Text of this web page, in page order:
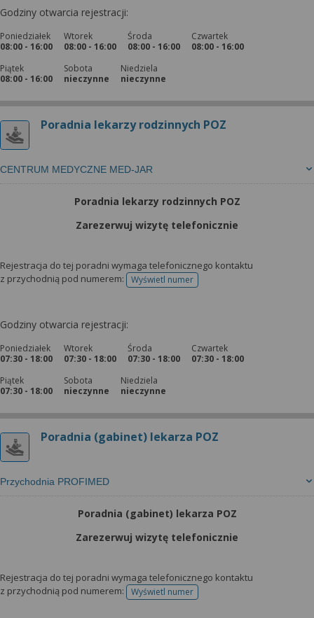
Godziny otwarcia rejestracji:
Poniedziałek
08:00 - 16:00
Wtorek
08:00 - 16:00
Środa
08:00 - 16:00
Czwartek
08:00 - 16:00
Piątek
08:00 - 16:00
Sobota
nieczynne
Niedziela
nieczynne
Poradnia lekarzy rodzinnych POZ
CENTRUM MEDYCZNE MED-JAR
Poradnia lekarzy rodzinnych POZ
Zarezerwuj wizytę telefonicznie
Rejestracja do tej poradni wymaga telefonicznego kontaktu
z przychodnią pod numerem:
Wyświetl numertelefonu do rejestracji
Godziny otwarcia rejestracji:
Poniedziałek
07:30 - 18:00
Wtorek
07:30 - 18:00
Środa
07:30 - 18:00
Czwartek
07:30 - 18:00
Piątek
07:30 - 18:00
Sobota
nieczynne
Niedziela
nieczynne
Poradnia (gabinet) lekarza POZ
Przychodnia PROFIMED
Poradnia (gabinet) lekarza POZ
Zarezerwuj wizytę telefonicznie
Rejestracja do tej poradni wymaga telefonicznego kontaktu
z przychodnią pod numerem:
Wyświetl numertelefonu do rejestracji